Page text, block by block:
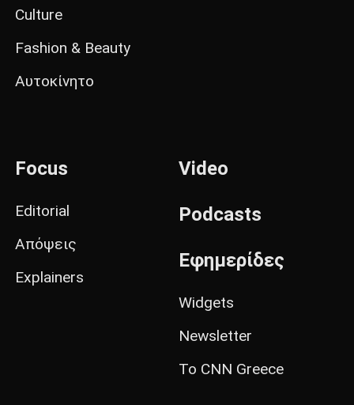
Culture
Fashion & Beauty
Αυτοκίνητο
Focus
Editorial
Απόψεις
Explainers
Video
Podcasts
Εφημερίδες
Widgets
Newsletter
Το CNN Greece